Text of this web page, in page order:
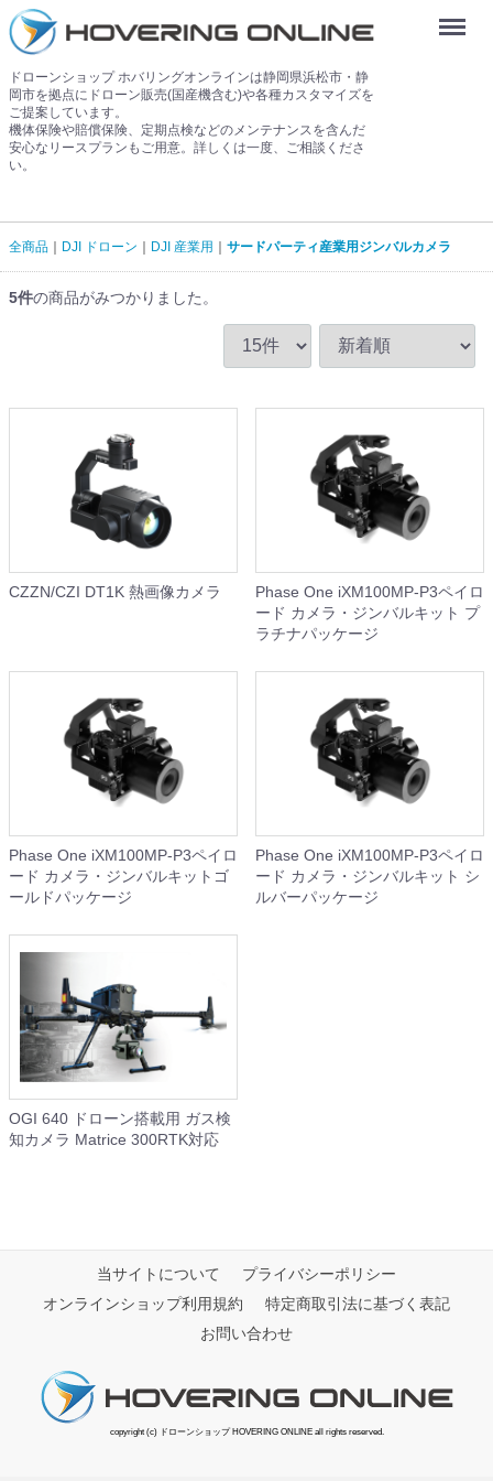
ドローンショップ ホバリングオンラインは静岡県浜松市・静
岡市を拠点にドローン販売(国産機含む)や各種カスタマイズを
ご提案しています。
機体保険や賠償保険、定期点検などのメンテナンスを含んだ
安心なリースプランもご用意。詳しくは一度、ご相談くださ
い。
Menu
全商品 DJI ドローン DJI 産業用 サードパーティ産業用ジンバルカメラ
5件の商品がみつかりました。
CZZN/CZI DT1K 熱画像カメラ
Phase One iXM100MP-P3ペイロ
ード カメラ・ジンバルキット プ
ラチナパッケージ
Phase One iXM100MP-P3ペイロ
ード カメラ・ジンバルキットゴ
ールドパッケージ
Phase One iXM100MP-P3ペイロ
ード カメラ・ジンバルキット シ
ルバーパッケージ
OGI 640 ドローン搭載用 ガス検
知カメラ Matrice 300RTK対応
当サイトについて
プライバシーポリシー
オンラインショップ利用規約
特定商取引法に基づく表記
お問い合わせ
copyright (c) ドローンショップ HOVERING ONLINE all rights reserved.